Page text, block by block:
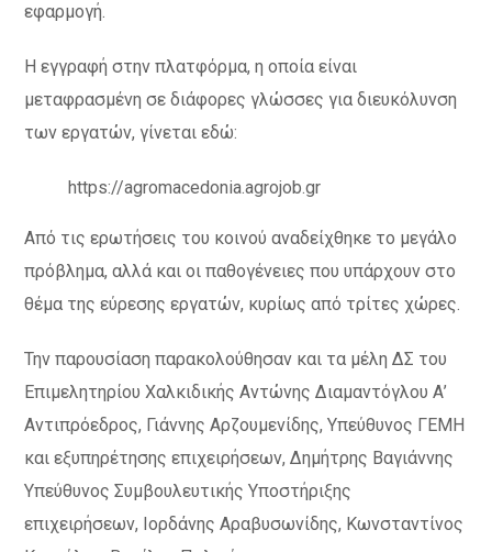
εφαρμογή.
Η εγγραφή στην πλατφόρμα, η οποία είναι
μεταφρασμένη σε διάφορες γλώσσες για διευκόλυνση
των εργατών, γίνεται εδώ:
https://agromacedonia.agrojob.gr
Από τις ερωτήσεις του κοινού αναδείχθηκε το μεγάλο
πρόβλημα, αλλά και οι παθογένειες που υπάρχουν στο
θέμα της εύρεσης εργατών, κυρίως από τρίτες χώρες.
Την παρουσίαση παρακολούθησαν και τα μέλη ΔΣ του
Επιμελητηρίου Χαλκιδικής Αντώνης Διαμαντόγλου Α’
Αντιπρόεδρος, Γιάννης Αρζουμενίδης, Υπεύθυνος ΓΕΜΗ
και εξυπηρέτησης επιχειρήσεων, Δημήτρης Βαγιάννης
Υπεύθυνος Συμβουλευτικής Υποστήριξης
επιχειρήσεων, Ιορδάνης Αραβυσωνίδης, Κωνσταντίνος